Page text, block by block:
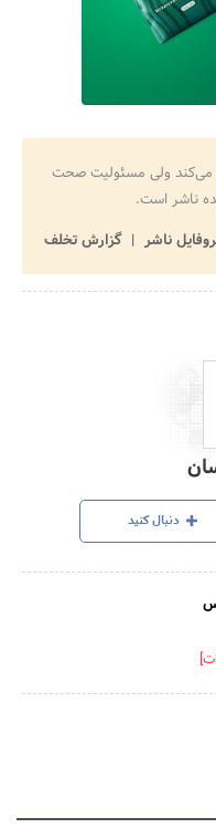
می‌کند ولی مسئولیت صحت
ناشر است.
ناشر
گزارش تخلف
دنبال کنید